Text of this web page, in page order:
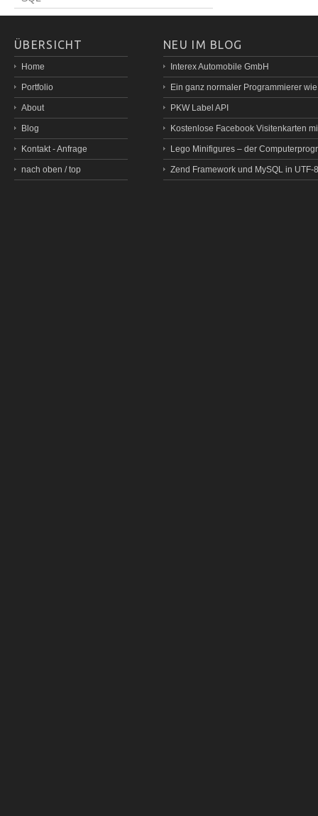
ÜBERSICHT
Home
Portfolio
About
Blog
Kontakt - Anfrage
nach oben / top
NEU IM BLOG
Interex Automobile GmbH
Ein ganz normaler Programmierer
PKW Label API
Kostenlose Facebook Visitenkarten
Lego Minifigures – der
Zend Framework und MySQL in